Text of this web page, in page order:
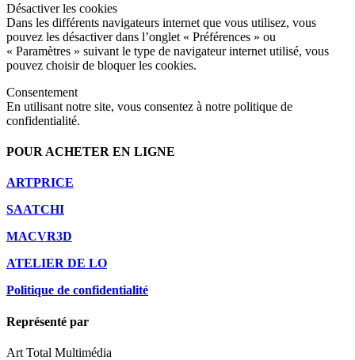
Désactiver les cookies
Dans les différents navigateurs internet que vous utilisez, vous
pouvez les désactiver dans l’onglet « Préférences » ou
« Paramètres » suivant le type de navigateur internet utilisé, vous
pouvez choisir de bloquer les cookies.
Consentement
En utilisant notre site, vous consentez à notre politique de
confidentialité.
POUR ACHETER EN LIGNE
ARTPRICE
SAATCHI
MACVR3D
ATELIER DE LO
Politique de confidentialité
Représenté par
Art Total Multimédia